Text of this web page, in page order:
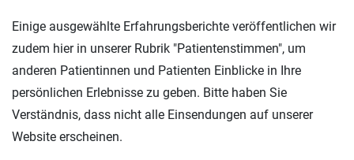
Einige ausgewählte Erfahrungsberichte veröffentlichen wir
zudem hier in unserer Rubrik "Patientenstimmen", um
anderen Patientinnen und Patienten Einblicke in Ihre
persönlichen Erlebnisse zu geben. Bitte haben Sie
Verständnis, dass nicht alle Einsendungen auf unserer
Website erscheinen.